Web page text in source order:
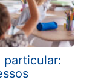
particular: